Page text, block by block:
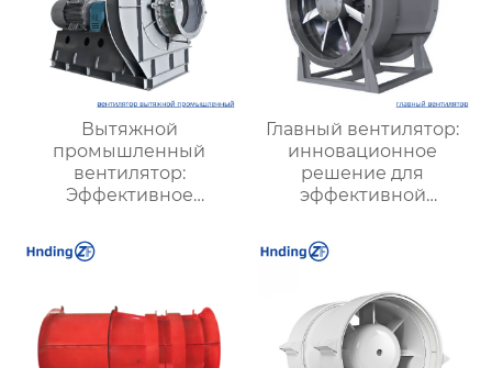
Вытяжной
промышленный
вентилятор:
Эффективное
надежной вентиляции
Главный вентилятор:
инновационное
решение для
эффективной
оптимизации работы